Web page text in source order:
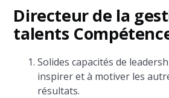
Directeur de la
talents
Solides capacités de
inspirer et à motiver les
résultats.